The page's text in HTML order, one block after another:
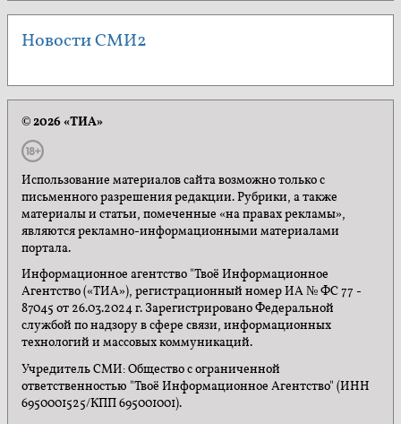
Новости СМИ2
© 2026 «ТИА»
Использование материалов сайта возможно только с
письменного разрешения редакции. Рубрики, а также
материалы и статьи, помеченные «на правах рекламы»,
являются рекламно-информационными материалами
портала.
Информационное агентство "Твоё Информационное
Агентство («ТИА»), регистрационный номер ИА № ФС 77 -
87045 от 26.03.2024 г. Зарегистрировано Федеральной
службой по надзору в сфере связи, информационных
технологий и массовых коммуникаций.
Учредитель СМИ: Общество с ограниченной
ответственностью "Твоё Информационное Агентство" (ИНН
6950001525/КПП 695001001).